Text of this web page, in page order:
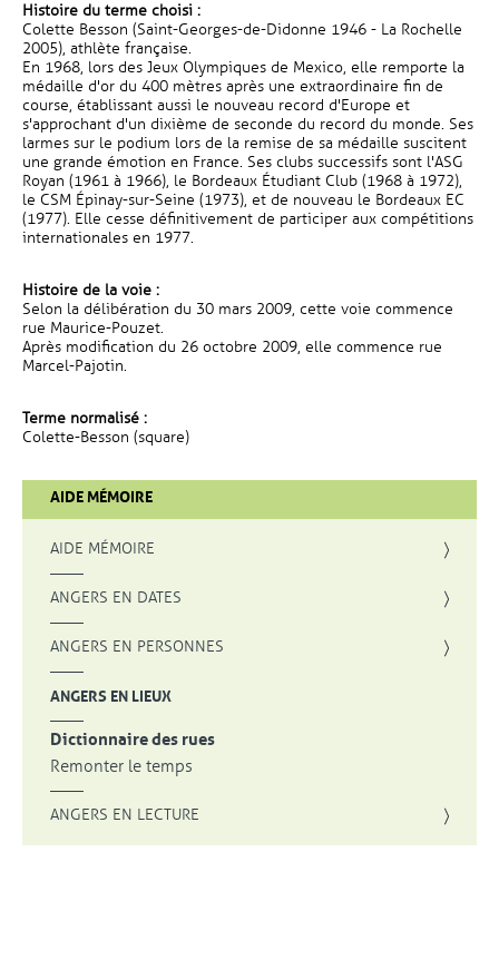
Histoire du terme choisi :
Colette Besson (Saint-Georges-de-Didonne 1946 - La Rochelle
2005), athlète française.
En 1968, lors des Jeux Olympiques de Mexico, elle remporte la
médaille d'or du 400 mètres après une extraordinaire fin de
course, établissant aussi le nouveau record d'Europe et
s'approchant d'un dixième de seconde du record du monde. Ses
larmes sur le podium lors de la remise de sa médaille suscitent
une grande émotion en France. Ses clubs successifs sont l'ASG
Royan (1961 à 1966), le Bordeaux Étudiant Club (1968 à 1972),
le CSM Épinay-sur-Seine (1973), et de nouveau le Bordeaux EC
(1977). Elle cesse définitivement de participer aux compétitions
internationales en 1977.
Histoire de la voie :
Selon la délibération du 30 mars 2009, cette voie commence
rue Maurice-Pouzet.
Après modification du 26 octobre 2009, elle commence rue
Marcel-Pajotin.
Terme normalisé :
Colette-Besson (square)
AIDE MÉMOIRE
AIDE MÉMOIRE
ANGERS EN DATES
ANGERS EN PERSONNES
ANGERS EN LIEUX
Dictionnaire des rues
Remonter le temps
ANGERS EN LECTURE